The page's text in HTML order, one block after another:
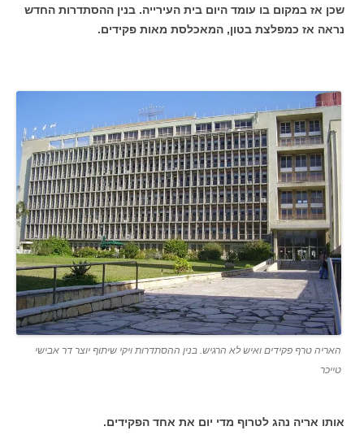
שכן אז במקום בו עומד היום בית העירייה. בנין ההסתדרות החדש
נראה אז כמפלצת בטון, המאכלסת מאות פקידים.
האריה טרף פקידים ואיש לא הרגיש. בנין ההסתדרות ויקי שיתוף יוצר דר אבישי
טייכר
אותו אריה נהג לטרוף מדי יום את אחד הפקידים.